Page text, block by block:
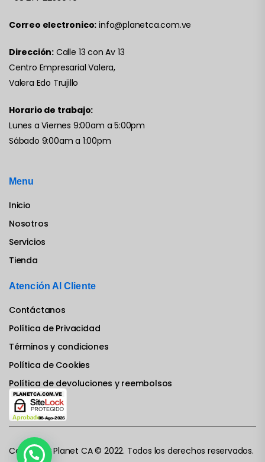
Correo electronico: info@planetca.com.ve
Dirección: Calle 13 con Av 13
Centro Empresarial Valera,
Valera Edo Trujillo
Horario de trabajo:
Lunes a Viernes 9:00am a 5:00pm
Sábado 9:00am a 1:00pm
Menu
Inicio
Nosotros
Servicios
Tienda
Atención Al Cliente
Contáctanos
Política de Privacidad
Términos y condiciones
Política de Cookies
Política de devoluciones y reembolsos
Computer Planet CA © 2022. Todos los derechos reservados.